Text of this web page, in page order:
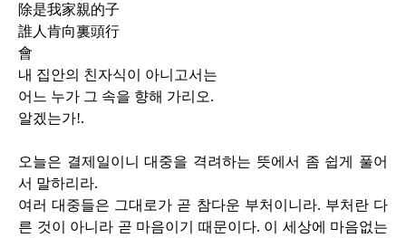
除是我家親的子
誰人肯向裏頭行
會
내 집안의 친자식이 아니고서는
어느 누가 그 속을 향해 가리오.
알겠는가!.
오늘은 결제일이니 대중을 격려하는 뜻에서 좀 쉽게 풀어
서 말하리라.
여러 대중들은 그대로가 곧 참다운 부처이니라. 부처란 다
른 것이 아니라 곧 마음이기 때문이다. 이 세상에 마음없는